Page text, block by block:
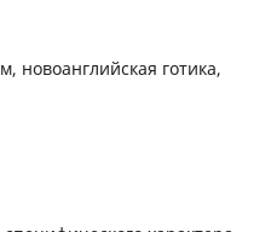
новоанглийская готика,